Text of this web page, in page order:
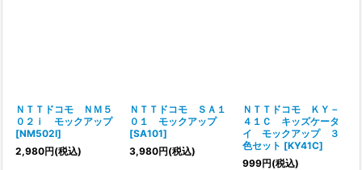
ＮＴＴドコモ ＮＭ５
０２ｉ モックアップ
[NM502I]
2,980円(税込)
ＮＴＴドコモ ＳＡ１
０１ モックアップ
[SA101]
3,980円(税込)
ＮＴＴドコモ ＫＹ－
４１Ｃ キッズケータ
イ モックアップ ３
色セット [KY41C]
999円(税込)